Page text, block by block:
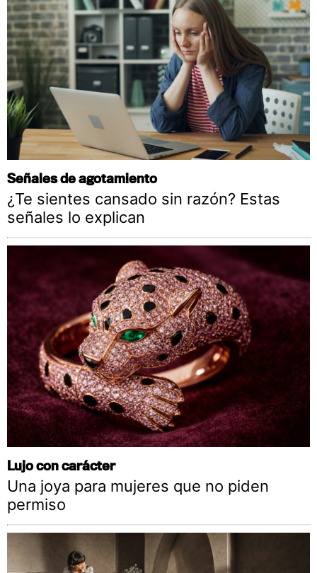
Señales de agotamiento
¿Te sientes cansado sin razón? Estas
señales lo explican
Lujo con carácter
Una joya para mujeres que no piden
permiso